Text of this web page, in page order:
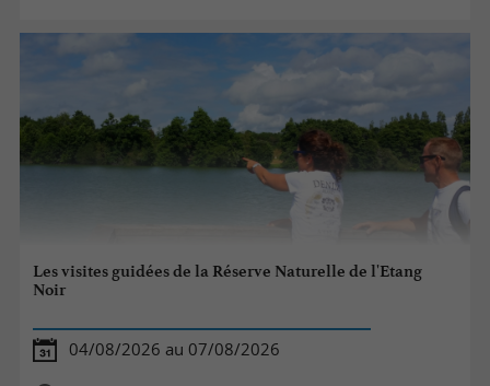
Les visites guidées de la Réserve Naturelle de l'Etang
Noir
04/08/2026 au 07/08/2026